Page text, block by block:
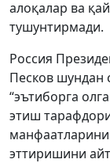
алоқалар ва
тушунтирмади.
Россия
Песков шундан
“эътиборга
этиш
эттиришини